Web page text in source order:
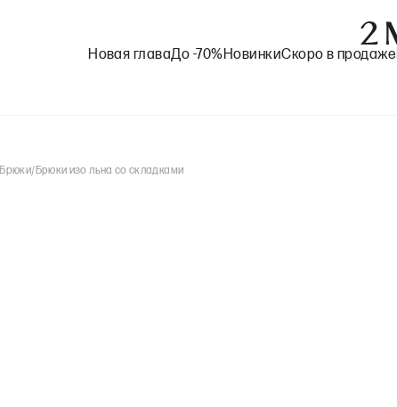
Новая главаДо -70%НовинкиСкоро в продаже
Брюки/ Брюки изо льна со складками